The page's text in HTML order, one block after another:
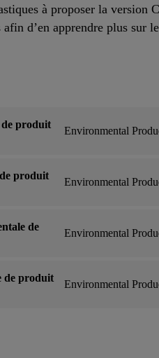
à proposer la version
d’en apprendre plus sur
de produit
Environmental
produit
Environmental
de
Environmental
de produit
Environmental